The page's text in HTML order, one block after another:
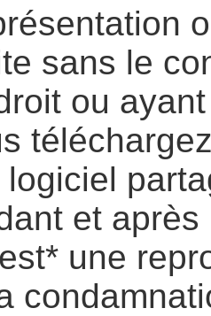
sans le
ou
logiciel
et
une